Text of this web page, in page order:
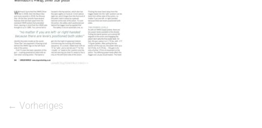
← Vorheriges